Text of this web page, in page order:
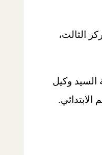
الثالث،
السيد وكيل